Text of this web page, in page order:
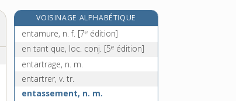
VOISINAGE ALPHABÉTIQUE
entamer, v. tr.
entamure, n. f. [7e édition]
en tant que, loc. conj. [5e édition]
entartrage, n. m.
entartrer, v. tr.
entassement, n. m.